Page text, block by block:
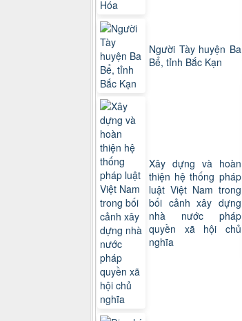
Người Tày huyện Ba
Bể, tỉnh Bắc Kạn
Xây dựng và hoàn
thiện hệ thống pháp
luật Việt Nam trong
bối cảnh xây dựng
nhà nước pháp
quyền xã hội chủ
nghĩa